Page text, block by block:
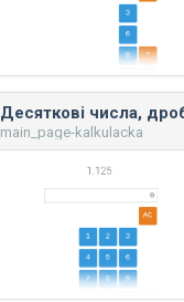
Десяткові числа,
main_page-kalkulacka